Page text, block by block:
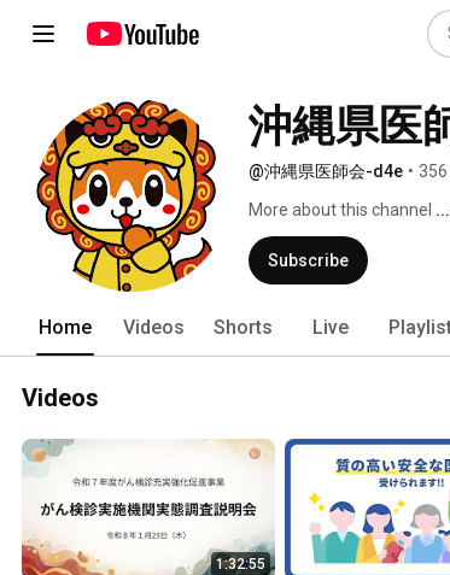
沖縄県医
@沖縄県医師会-d4e •
More about this channel
Subscribe
Home Videos Shorts Live
Videos
1:32:55